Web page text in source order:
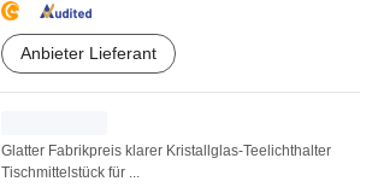
Anbieter Lieferant
Glatter Fabrikpreis klarer Kristallglas-Teelichthalter
Tischmittelstück für ...